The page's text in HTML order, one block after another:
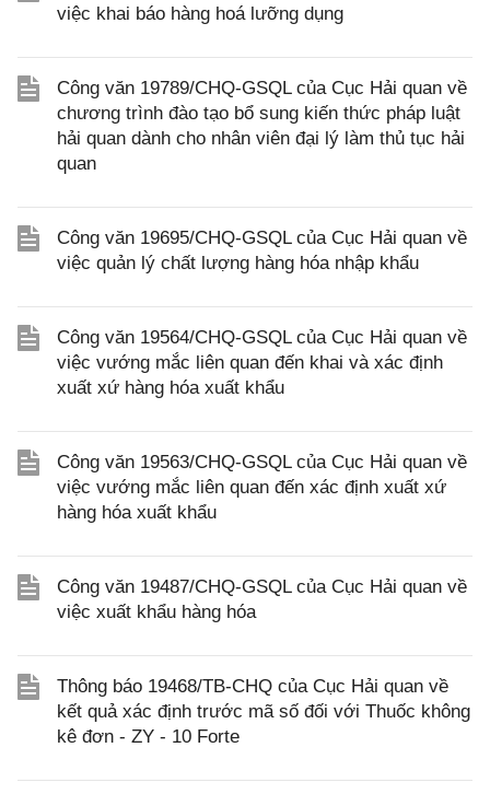
việc khai báo hàng hoá lưỡng dụng
Công văn 19789/CHQ-GSQL của Cục Hải quan về
chương trình đào tạo bổ sung kiến thức pháp luật
hải quan dành cho nhân viên đại lý làm thủ tục hải
quan
Công văn 19695/CHQ-GSQL của Cục Hải quan về
việc quản lý chất lượng hàng hóa nhập khẩu
Công văn 19564/CHQ-GSQL của Cục Hải quan về
việc vướng mắc liên quan đến khai và xác định
xuất xứ hàng hóa xuất khẩu
Công văn 19563/CHQ-GSQL của Cục Hải quan về
việc vướng mắc liên quan đến xác định xuất xứ
hàng hóa xuất khẩu
Công văn 19487/CHQ-GSQL của Cục Hải quan về
việc xuất khẩu hàng hóa
Thông báo 19468/TB-CHQ của Cục Hải quan về
kết quả xác định trước mã số đối với Thuốc không
kê đơn - ZY - 10 Forte